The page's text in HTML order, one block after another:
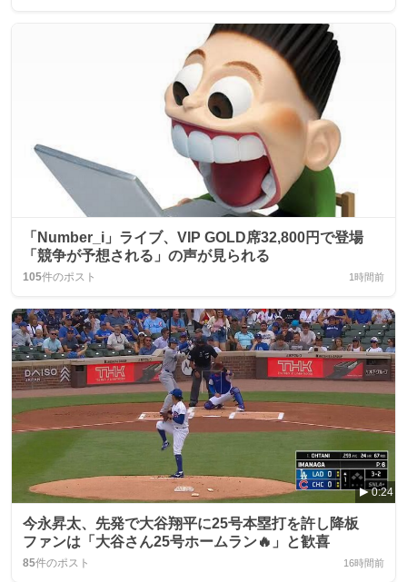
「Number_i」ライブ、VIP GOLD席32,800円で登場
「競争が予想される」の声が見られる
105件のポスト 1時間前
0:24
今永昇太、先発で大谷翔平に25号本塁打を許し降板
ファンは「大谷さん25号ホームラン🔥」と歓喜
85件のポスト 16時間前